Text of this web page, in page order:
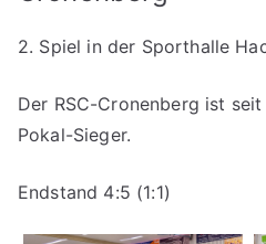
2. Spiel in der Sporthalle
Der RSC-Cronenberg ist
Pokal-Sieger.
Endstand 4:5 (1:1)